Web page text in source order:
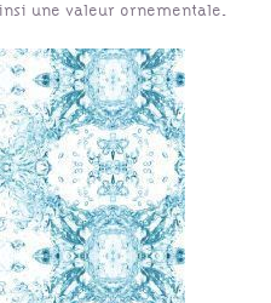
une valeur ornementale.